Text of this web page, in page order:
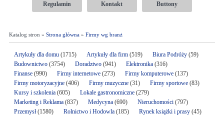
Regulamin Kontakt Buttony
Katalog stron » Strona główna» Firmy wg branż
Artykuły dla domu(1715) Artykuły dla firm(519) Biura Podróży(59)
Budownictwo(3754) Doradztwo(941) Elektronika (316)
Finanse(990) Firmy internetowe (273) Firmy komputerowe(137)
Firmy motoryzacyjne(406) Firmy muzyczne(31) Firmy sportowe(83)
Kursy i szkolenia(605) Lokale gastronomiczne(279)
Marketing i Reklama(837) Medycyna(690) Nieruchomości(797)
Przemysł(1580) Rolnictwo i Hodowla(185) Rynek książki i prasy(45)